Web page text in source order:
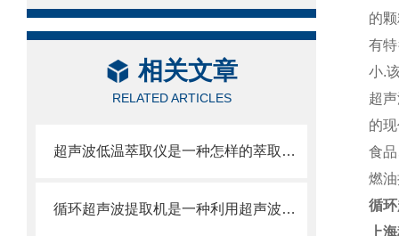
相关文章
RELATED ARTICLES
超声波低温萃取仪是一种怎样的萃取设备呢
循环超声波提取机是一种利用超声波技术强化天然产物提取效率的设备
的
有
小.
超
的
食
燃
循
上